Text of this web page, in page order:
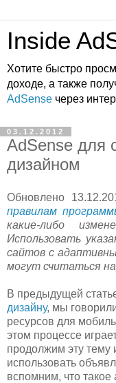
Inside
Хотите быстро
доходе, а также
AdSense через
03.12.2012
AdSense для
дизайном
Обновлено
правилам
какие-либо
Использовать
сайтов с
могут считаться
В предыдущей
дизайну, мы
ресурсов для
этом процессе
продолжим эту тему
использовать
вспомним, что